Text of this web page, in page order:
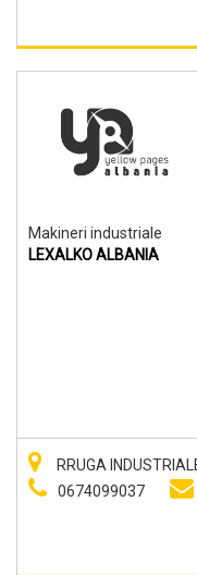
Makineri industriale
LEXALKO ALBANIA
RRUGA
0674099037